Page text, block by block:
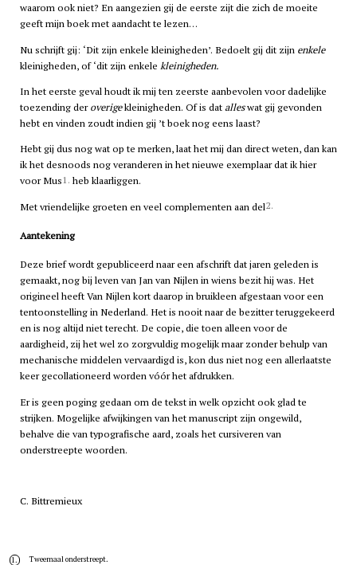
waarom ook niet? En aangezien gij de eerste zijt die zich de moeite
geeft mijn boek met aandacht te lezen…
Nu schrijft gij: ‘Dit zijn enkele kleinigheden’. Bedoelt gij dit zijn enkele
kleinigheden, of ‘dit zijn enkele kleinigheden.
In het eerste geval houdt ik mij ten zeerste aanbevolen voor dadelijke
toezending deroverigekleinigheden. Of is datalleswat gij gevonden
hebt en vinden zoudt indien gij ’t boek nog eens laast?
Hebt gij dus nog wat op te merken, laat het mij dan direct weten, dan kan
ik het desnoods nog veranderen in het nieuwe exemplaar dat ik hier
voor Mus1. heb klaarliggen.
Met vriendelijke groeten en veel complementen aan del2.
Aantekening
Deze brief wordt gepubliceerd naar een afschrift dat jaren geleden is
gemaakt, nog bij leven van Jan van Nijlen in wiens bezit hij was. Het
origineel heeft Van Nijlen kort daarop in bruikleen afgestaan voor een
tentoonstelling in Nederland. Het is nooit naar de bezitter teruggekeerd
en is nog altijd niet terecht. De copie, die toen alleen voor de
aardigheid, zij het wel zo zorgvuldig mogelijk maar zonder behulp van
mechanische middelen vervaardigd is, kon dus niet nog een allerlaatste
keer gecollationeerd worden vóór het afdrukken.
Er is geen poging gedaan om de tekst in welk opzicht ook glad te
strijken. Mogelijke afwijkingen van het manuscript zijn ongewild,
behalve die van typografische aard, zoals het cursiveren van
onderstreepte woorden.
C. Bittremieux
1. Tweemaal onderstreept.